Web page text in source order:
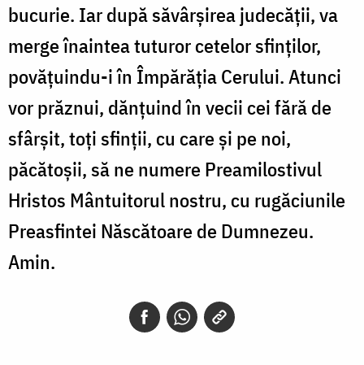
bucurie. Iar după săvârșirea judecății, va
merge înaintea tuturor cetelor sfinților,
povățuindu-i în Împărăția Cerului. Atunci
vor prăznui, dănțuind în vecii cei fără de
sfârșit, toți sfinții, cu care și pe noi,
păcătoșii, să ne numere Preamilostivul
Hristos Mântuitorul nostru, cu rugăciunile
Preasfintei Născătoare de Dumnezeu.
Amin.